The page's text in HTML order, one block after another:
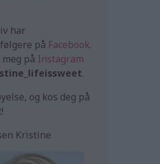
har
følgere på Facebook.
på Instagram
.
og kos deg på
Kristine